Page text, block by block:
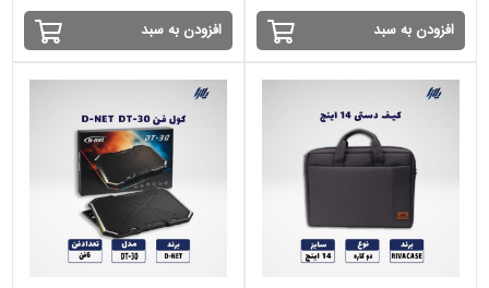
افزودن به سبد افزودن به سبد